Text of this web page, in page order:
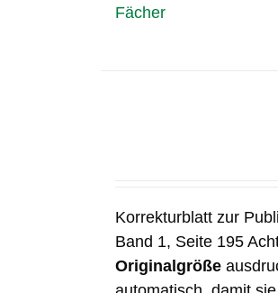
Fächer
Korrekturblatt zur
Band 1, Seite 195
Originalgröße